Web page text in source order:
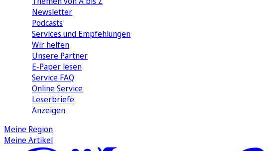
Newsletter
Podcasts
Services und Empfehlungen
Wir helfen
Unsere Partner
E-Paper lesen
Service FAQ
Online Service
Leserbriefe
Anzeigen
Meine Region
Meine Artikel